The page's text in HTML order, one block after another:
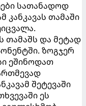
სათანადოდ
კანკავას თამაში
თამაშს და მეტად
ზოგჯერ
ეშინოდათ
შეტევაში
ეს